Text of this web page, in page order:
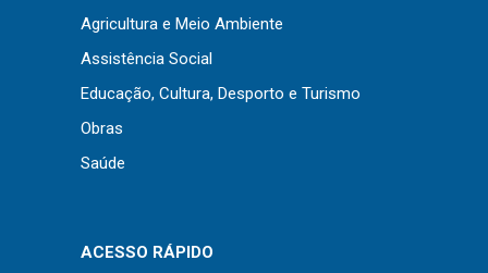
Agricultura e Meio Ambiente
Assistência Social
Educação, Cultura, Desporto e Turismo
Obras
Saúde
ACESSO RÁPIDO